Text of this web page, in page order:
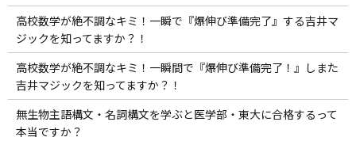
高校数学が絶不調なキミ！一瞬で『爆伸び準備完了』する吉井マ
ジックを知ってますか？！
高校数学が絶不調なキミ！一瞬間で『爆伸び準備完了！』しまた
吉井マジックを知ってますか？！
無生物主語構文・名詞構文を学ぶと医学部・東大に合格するって
本当ですか？